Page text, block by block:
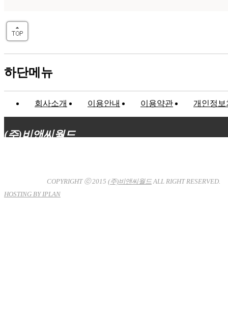
하단메뉴
회사소개 이용안내 이용약관 개인정보
(주)비앤씨월드
COPYRIGHT ⓒ 2015 (주)비앤씨월드ALL RIGHT RESERVED.
HOSTING BY IPLAN